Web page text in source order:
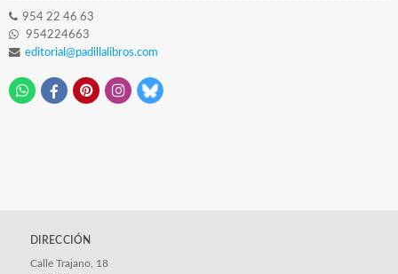
954 22 46 63
954224663
editorial@padillalibros.com
DIRECCIÓN
Calle Trajano, 18